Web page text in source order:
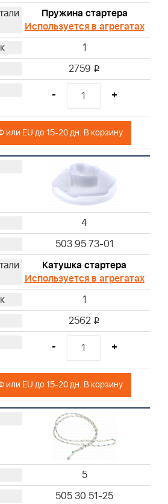
Пружина стартера
Используется в агрегатах
1
2759 i
- +
Поставка из РФ или EU до 15-20 дн. В корзину
4
503 95 73-01
Катушка стартера
Используется в агрегатах
1
2562 i
- +
Поставка из РФ или EU до 15-20 дн. В корзину
5
505 30 51-25